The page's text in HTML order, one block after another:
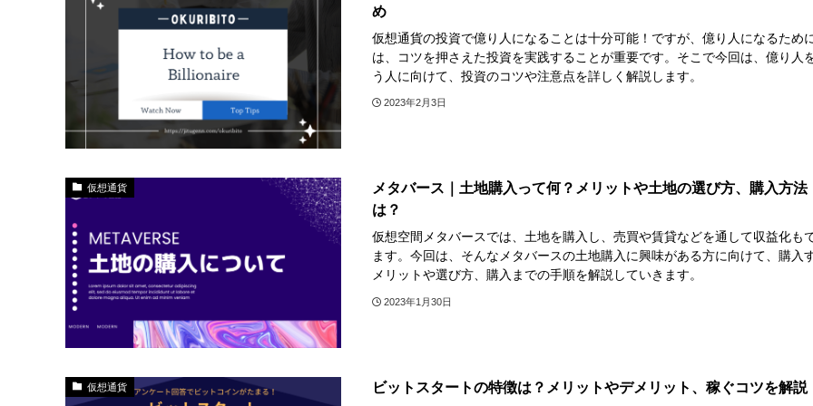
め
仮想通貨の投資で億り人になることは十分可能！ですが、億り人になるため
は、コツを押さえた投資を実践することが重要です。そこで今回は、億り人
う人に向けて、投資のコツや注意点を詳しく解説します。
2023年2月3日
仮想通貨
メタバース｜土地購入って何？メリットや土地の選び方、購入方法
は？
仮想空間メタバースでは、土地を購入し、売買や賃貸などを通して収益化も
ます。今回は、そんなメタバースの土地購入に興味がある方に向けて、購入
メリットや選び方、購入までの手順を解説していきます。
2023年1月30日
仮想通貨 ビットスタートの特徴は？メリットやデメリット、稼ぐコツを解説